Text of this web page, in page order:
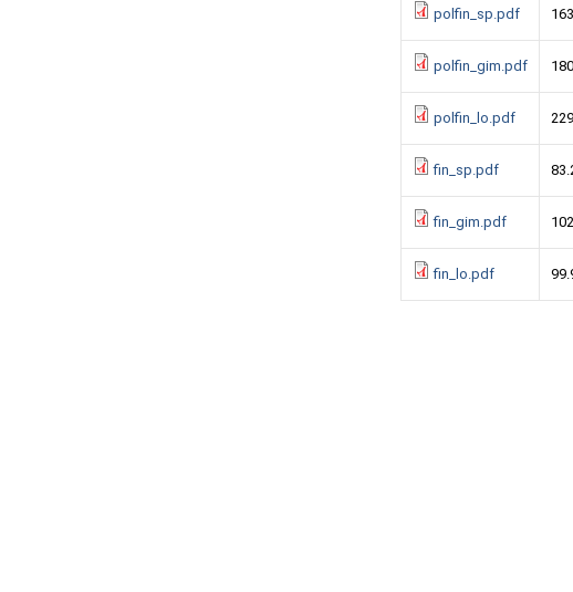
polfin_sp.pdf
polfin_gim.pdf
polfin_lo.pdf
fin_sp.pdf
fin_gim.pdf
fin_lo.pdf